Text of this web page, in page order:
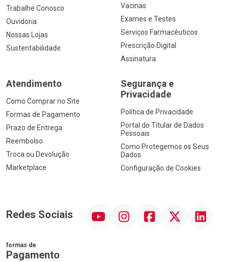
Trabalhe Conosco
Ouvidoria
Nossas Lojas
Sustentabilidade
Vacinas
Exames e Testes
Serviços Farmacêuticos
Prescrição Digital
Assinatura
Atendimento
Como Comprar no Site
Formas de Pagamento
Prazo de Entrega
Reembolso
Troca ou Devolução
Marketplace
Segurança e
Privacidade
Política de Privacidade
Portal do Titular de Dados
Pessoais
Como Protegemos os Seus
Dados
Configuração de Cookies
Redes Sociais InstagramFacebookTwitter Linkedin
formas de
Pagamento